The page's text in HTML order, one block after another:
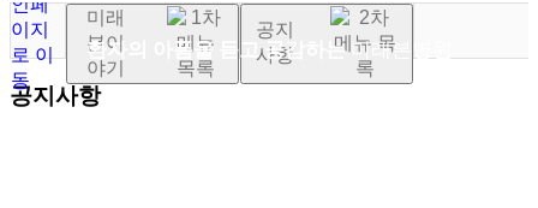
환자의 아픔을 듣고 공감하는미래본병원
미래
본이
야기
공지
사항
공지사항